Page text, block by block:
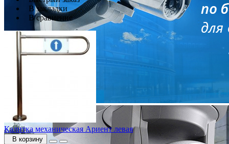
В закладки
В сравнение
Калитка механическая Ариент левая
В корзину